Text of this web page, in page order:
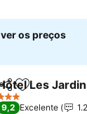
os preços
Adicionar
Les
Estrelas
9,2 Excelente